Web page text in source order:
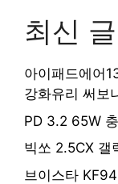
최신 글
아이패드에어
강화유리 써보
PD 3.2 65W
빅쏘 2.5CX 갤
브이스타